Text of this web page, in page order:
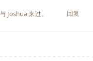
回复
与 Joshua来过。